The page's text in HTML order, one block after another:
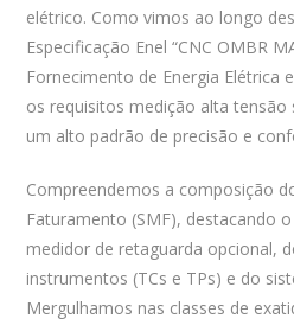
elétrico. Como vimos ao longo
Especificação Enel “CNC OMBR
Fornecimento de Energia Elétrica
os requisitos medição alta tensão
um alto padrão de precisão e
Compreendemos a composição
Faturamento (SMF), destacando
medidor de retaguarda opcional,
instrumentos (TCs e TPs) e do
Mergulhamos nas classes de